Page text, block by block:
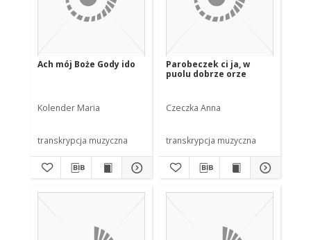
Ach mój Boże Gody ido
Kolender Maria
transkrypcja muzyczna
Parobeczek ci ja, w
puolu dobrze orze
Czeczka Anna
transkrypcja muzyczna